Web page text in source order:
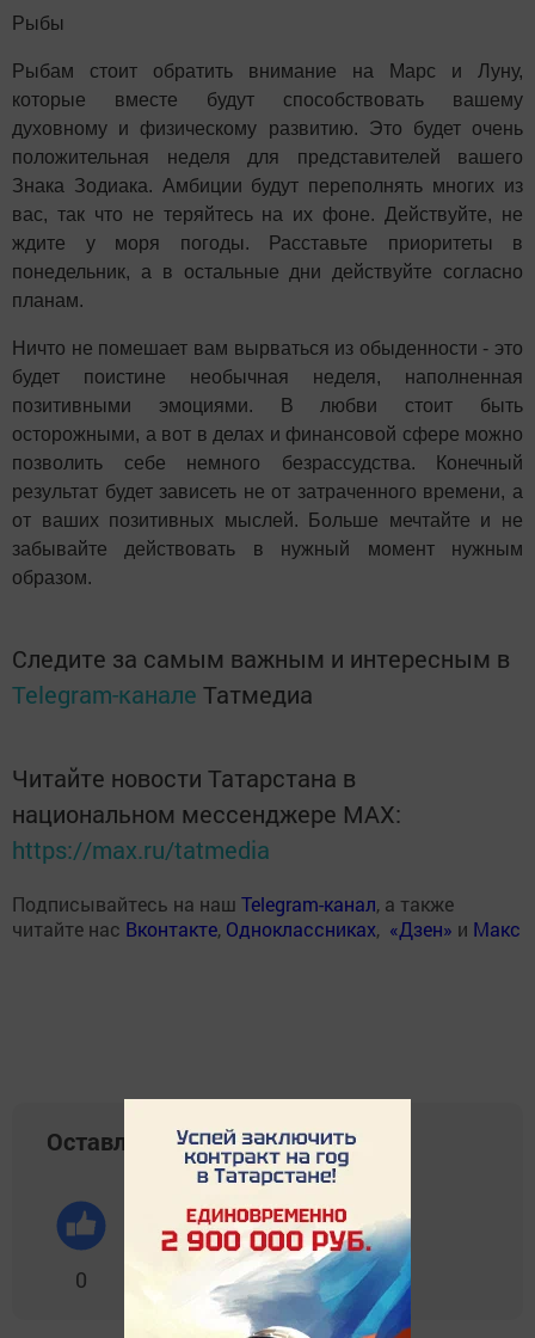
Рыбы
Рыбам стоит обратить внимание на Марс и Луну,
которые вместе будут способствовать вашему
духовному и физическому развитию. Это будет очень
положительная неделя для представителей вашего
Знака Зодиака. Амбиции будут переполнять многих из
вас, так что не теряйтесь на их фоне. Действуйте, не
ждите у моря погоды. Расставьте приоритеты в
понедельник, а в остальные дни действуйте согласно
планам.
Ничто не помешает вам вырваться из обыденности - это
будет поистине необычная неделя, наполненная
позитивными эмоциями. В любви стоит быть
осторожными, а вот в делах и финансовой сфере можно
позволить себе немного безрассудства. Конечный
результат будет зависеть не от затраченного времени, а
от ваших позитивных мыслей. Больше мечтайте и не
забывайте действовать в нужный момент нужным
образом.
Следите за самым важным и интересным в
Telegram-канале Татмедиа
Читайте новости Татарстана в
национальном мессенджере MАХ:
https://max.ru/tatmedia
Подписывайтесь на наш Telegram-канал, а также
читайте нас Вконтакте, Одноклассниках, «Дзен» и Макс
Оставляйте реакции
0 0 0 0